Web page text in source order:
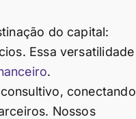
do capital:
Essa versatilidade
.
conectando
Nossos